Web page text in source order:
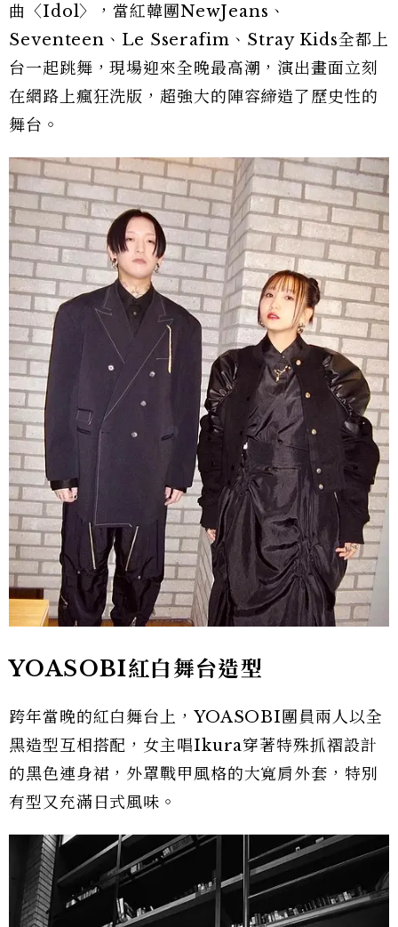
曲〈Idol〉，當紅韓團NewJeans、
Seventeen、Le Sserafim、Stray Kids全都上
台一起跳舞，現場迎來全晚最高潮，演出畫面立刻
在網路上瘋狂洗版，超強大的陣容締造了歷史性的
舞台。
YOASOBI紅白舞台造型
跨年當晚的紅白舞台上，YOASOBI團員兩人以全
黑造型互相搭配，女主唱Ikura穿著特殊抓褶設計
的黑色連身裙，外罩戰甲風格的大寬肩外套，特別
有型又充滿日式風味。